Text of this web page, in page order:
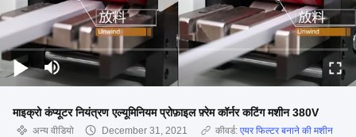
माइक्रो कंप्यूटर नियंत्रण एल्यूमिनियम प्रोफ़ाइल फ़्रेम कॉर्नर कटिंग मशीन 380V
अन्य वीडियो December 31, 2021 कीवर्ड: एयर फिल्टर बनाने की मशीन